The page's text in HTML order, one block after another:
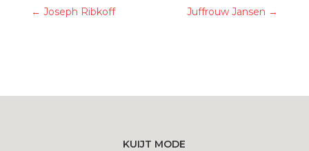
← Joseph Ribkoff Juffrouw Jansen →
KUIJT MODE